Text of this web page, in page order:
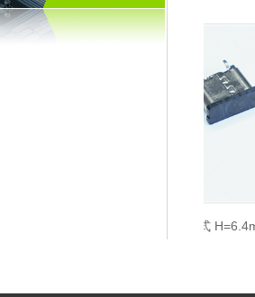
Type-C 16Pin（立式 H=6.4mm）